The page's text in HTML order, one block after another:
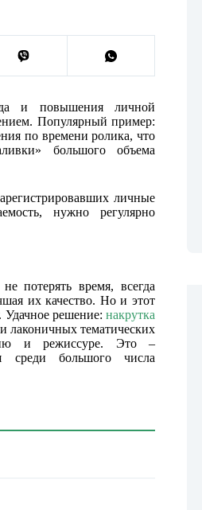
и повышения личной
Популярный пример:
по времени ролика, что
большого объема
личные
нужно регулярно
потерять время, всегда
их качество. Но и этот
Удачное решение: накрутка
лаконичных тематических
и режиссуре. Это –
среди большого числа